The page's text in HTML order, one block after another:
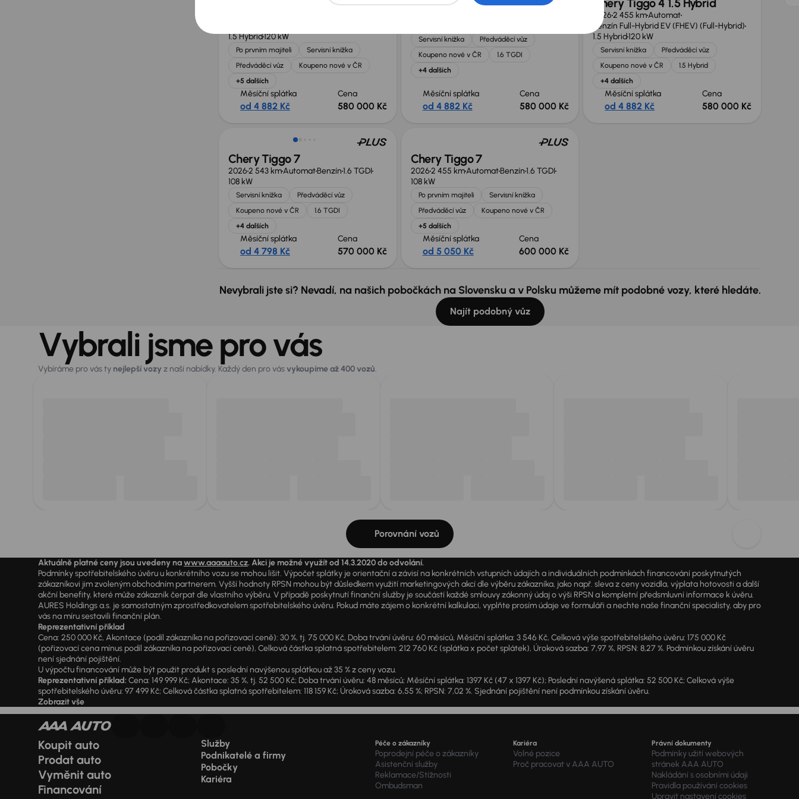
1.5 Hybrid120 kW
Po prvním majiteli
Servisní knížka
Předváděcí vůz
Koupeno nové v ČR
+5 dalších
Měsíční splátka
od 4 882 Kč
Cena
580 000 Kč
Servisní knížka
Předváděcí vůz
Koupeno nové v ČR
1.6 TGDI
+4 dalších
Měsíční splátka
od 4 882 Kč
Cena
580 000 Kč
20262 455 kmAutomat
Benzín Full-Hybrid EV (FHEV) (Full-Hybrid)
1.5 Hybrid120 kW
Servisní knížka
Předváděcí vůz
Koupeno nové v ČR
1.5 Hybrid
+4 dalších
Měsíční splátka
od 4 882 Kč
Cena
580 000 Kč
Zlevněno o 30 000 Kč
Chery Tiggo 7
20262 543 kmAutomatBenzín1.6 TGDI
108 kW
Servisní knížka
Předváděcí vůz
Koupeno nové v ČR
1.6 TGDI
+4 dalších
Měsíční splátka
od 4 798 Kč
Cena
570 000 Kč
Nově v nabídce
Chery Tiggo 7
20262 455 kmAutomatBenzín1.6 TGDI
108 kW
Po prvním majiteli
Servisní knížka
Předváděcí vůz
Koupeno nové v ČR
+5 dalších
Měsíční splátka
od 5 050 Kč
Cena
600 000 Kč
Nevybrali jste si? Nevadí, na našich pobočkách na Slovensku a v Polsku můžeme mít podobné vozy, které hledáte.
Najít podobný vůz
Vybrali jsme pro vás
Vybíráme pro vás ty nejlepší vozy z naší nabídky. Každý den pro vásvykoupíme až 400 vozů.
Porovnání vozů
Aktuálně platné ceny jsou uvedeny nawww.aaaauto.cz. Akci je možné využít od 14.3.2020 do odvolání.
Podmínky spotřebitelského úvěru u konkrétního vozu se mohou lišit. Výpočet splátky je orientační a závisí na konkrétních vstupních údajích a individuálních podmínkách financování poskytnutých
zákazníkovi jim zvoleným obchodním partnerem. Vyšší hodnoty RPSN mohou být důsledkem využití marketingových akcí dle výběru zákazníka, jako např. sleva z ceny vozidla, výplata hotovosti a další
akční benefity, které může zákazník čerpat dle vlastního výběru. V případě poskytnutí finanční služby je součástí každé smlouvy zákonný údaj o výši RPSN a kompletní předsmluvní informace k úvěru.
AURES Holdings a.s. je samostatným zprostředkovatelem spotřebitelského úvěru. Pokud máte zájem o konkrétní kalkulaci, vyplňte prosím údaje ve formuláři a nechte naše finanční specialisty, aby pro
vás na míru sestavili finanční plán.
Reprezentativní příklad
Cena: 250 000 Kč, Akontace (podíl zákazníka na pořizovací ceně): 30 %, tj. 75 000 Kč, Doba trvání úvěru: 60 měsíců, Měsíční splátka: 3 546 Kč, Celková výše spotřebitelského úvěru: 175 000 Kč
(pořizovací cena mínus podíl zákazníka na pořizovací ceně), Celková částka splatná spotřebitelem: 212 760 Kč (splátka x počet splátek), Úroková sazba: 7,97 %, RPSN: 8,27 %. Podmínkou získání úvěru
není sjednání pojištění.
U výpočtu financování může být použit produkt s poslední navýšenou splátkou až 35 % z ceny vozu.
Reprezentativní příklad:Cena: 149 999 Kč; Akontace: 35 %, tj. 52 500 Kč; Doba trvání úvěru: 48 měsíců; Měsíční splátka: 1397 Kč (47 x 1397 Kč); Poslední navýšená splátka: 52 500 Kč; Celková výše
spotřebitelského úvěru: 97 499 Kč; Celková částka splatná spotřebitelem: 118 159 Kč; Úroková sazba: 6,55 %; RPSN: 7,02 %. Sjednání pojištění není podmínkou získání úvěru.
Zobrazit vše
Koupit auto
Prodat auto
Vyměnit auto
Financování
Služby
Podnikatelé a firmy
Pobočky
Kariéra
Péče o zákazníky
Poprodejní péče o zákazníky
Asistenční služby
Reklamace/Stížnosti
Ombudsman
Kariéra
Volné pozice
Proč pracovat v AAA AUTO
Právní dokumenty
Podmínky užití webových
stránek AAA AUTO
Nakládání s osobními údaji
Pravidla používání cookies
Upravit nastavení cookies